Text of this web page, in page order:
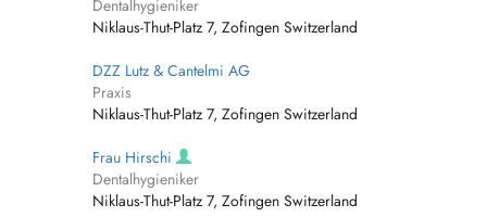
Dentalhygieniker
Niklaus-Thut-Platz 7, Zofingen Switzerland
DZZ Lutz & Cantelmi AG
Praxis
Niklaus-Thut-Platz 7, Zofingen Switzerland
Frau Hirschi
Dentalhygieniker
Niklaus-Thut-Platz 7, Zofingen Switzerland